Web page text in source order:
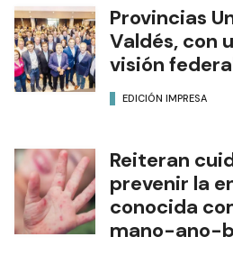
Provincias
Valdés, con
visión
EDICIÓN IMPRESA
Reiteran
prevenir la
conocida
mano-ano-